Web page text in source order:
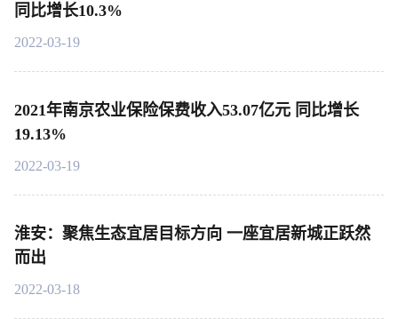
同比增长10.3%
2022-03-19
2021年南京农业保险保费收入53.07亿元 同比增长
19.13%
2022-03-19
淮安：聚焦生态宜居目标方向 一座宜居新城正跃然
而出
2022-03-18